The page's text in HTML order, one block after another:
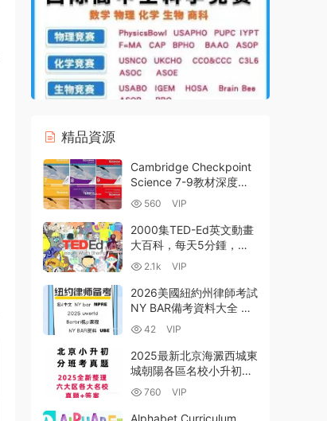
精品資源
Cambridge Checkpoint
Science 7-9教材深度解
析 劍橋Checkpoint科學
課本學生書+練習冊PDF
電子版下載
560 VIP
2000集TED-Ed英文動畫
大百科，每天5分鍾，讓
娃上知天文下知地理！ 高
清MP4 百度網盤下
載-33.4GB
2.1k VIP
2026美國紐約州律師考試
NY BAR備考資料大全 中
文視頻
+Barbri+Kaplan/Uworld
題庫
+Seperac/SmartBarPre
42 VIP
2025最新北京海澱西城東
城朝陽各區名校小升初新
初一分班考真題模拟題答
案解析資料合集
PDF+WORD電子版 百度
760 VIP